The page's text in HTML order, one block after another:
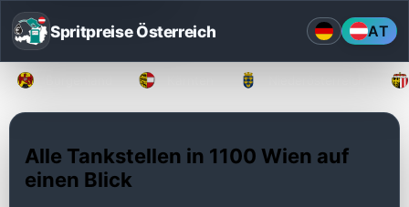
Spritpreise Österreich AT
Alle Tankstellen in 1100 Wien auf
einen Blick